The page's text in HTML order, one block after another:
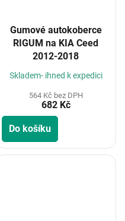
Gumové autokoberce
RIGUM na KIA Ceed
2012-2018
Skladem- ihned k expedici
564 Kč bez DPH
682 Kč
Do košíku